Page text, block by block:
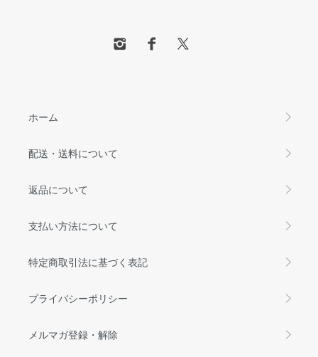
ホーム
配送・送料について
返品について
支払い方法について
特定商取引法に基づく表記
プライバシーポリシー
メルマガ登録・解除